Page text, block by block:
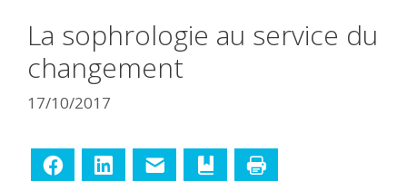
La sophrologie au service du
changement
17/10/2017
Facebook LinkedIn Ajouter aux favoris